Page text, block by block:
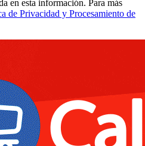
en esta información. Para más
de Privacidad y Procesamiento de